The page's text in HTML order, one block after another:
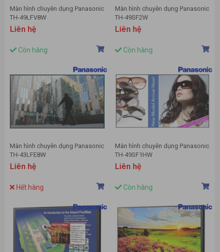
Màn hình chuyên dụng Panasonic
TH-49LFV8W
Liên hệ
Còn hàng
Màn hình chuyên dụng Panasonic
TH-49SF2W
Liên hệ
Còn hàng
Màn hình chuyên dụng Panasonic
TH-43LFE8W
Liên hệ
Hết hàng
Màn hình chuyên dụng Panasonic
TH-49SF1HW
Liên hệ
Còn hàng